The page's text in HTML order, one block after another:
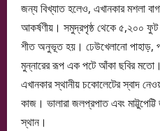
জন্য বিখ্যাত হলেও, এখানকার মশলা
আকর্ষণীয়। সমুদ্রপৃষ্ঠ থেকে ৫,২০০ ফুট
শীত অনুভূত হয়। ঢেউখেলানো পাহাড়,
মুন্নারের রূপ এক পটে আঁকা ছবির মতো।
এখানকার স্থানীয় চকোলেটের স্বাদ
কাজ। ভালারা জলপ্রপাত এবং
স্থান।